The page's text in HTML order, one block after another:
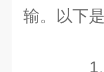
输。以下
1、